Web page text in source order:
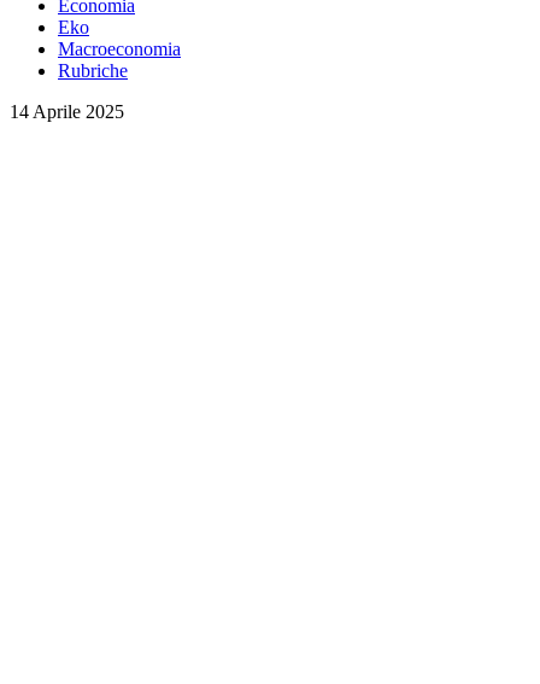
Economia
Eko
Macroeconomia
Rubriche
14 Aprile 2025